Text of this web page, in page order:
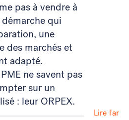
pas à vendre à
démarche qui
une
des marchés et
adapté.
ne savent pas
sur un
: leur ORPEX.
Lire